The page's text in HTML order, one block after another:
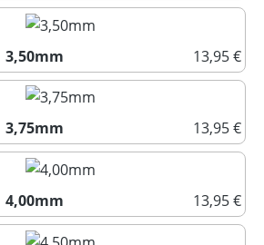
3,25mm
3,50mm
13,95 €
3,50mm
3,75mm
13,95 €
3,75mm
4,00mm
13,95 €
4,00mm